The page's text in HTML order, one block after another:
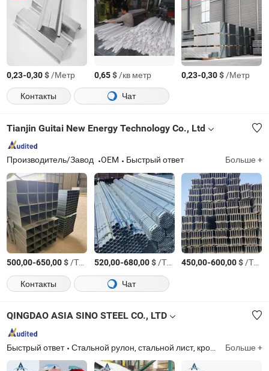
0,23-0,30$/Метр 0,65$/кв метр 0,23-0,30$/Метр
Контакты
Чат
Tianjin Guitai New Energy Technology Co., Ltd
Производитель/Завод OEM Быстрый ответ Больше +
500,00-650,00$/Тонн. 520,00-680,00$/Тонн. 450,00-600,00$/Тонн.
Контакты
Чат
QINGDAO ASIA SINO STEEL CO., LTD
Быстрый ответ Стальной рулон, стальной лист, кровельный лист, сталь, оцинкованный стальной рулон, гальвалюминевый стальной рулон, ППГИ, ППГЛ, алюминиевый рулон, строительный материал Больше +